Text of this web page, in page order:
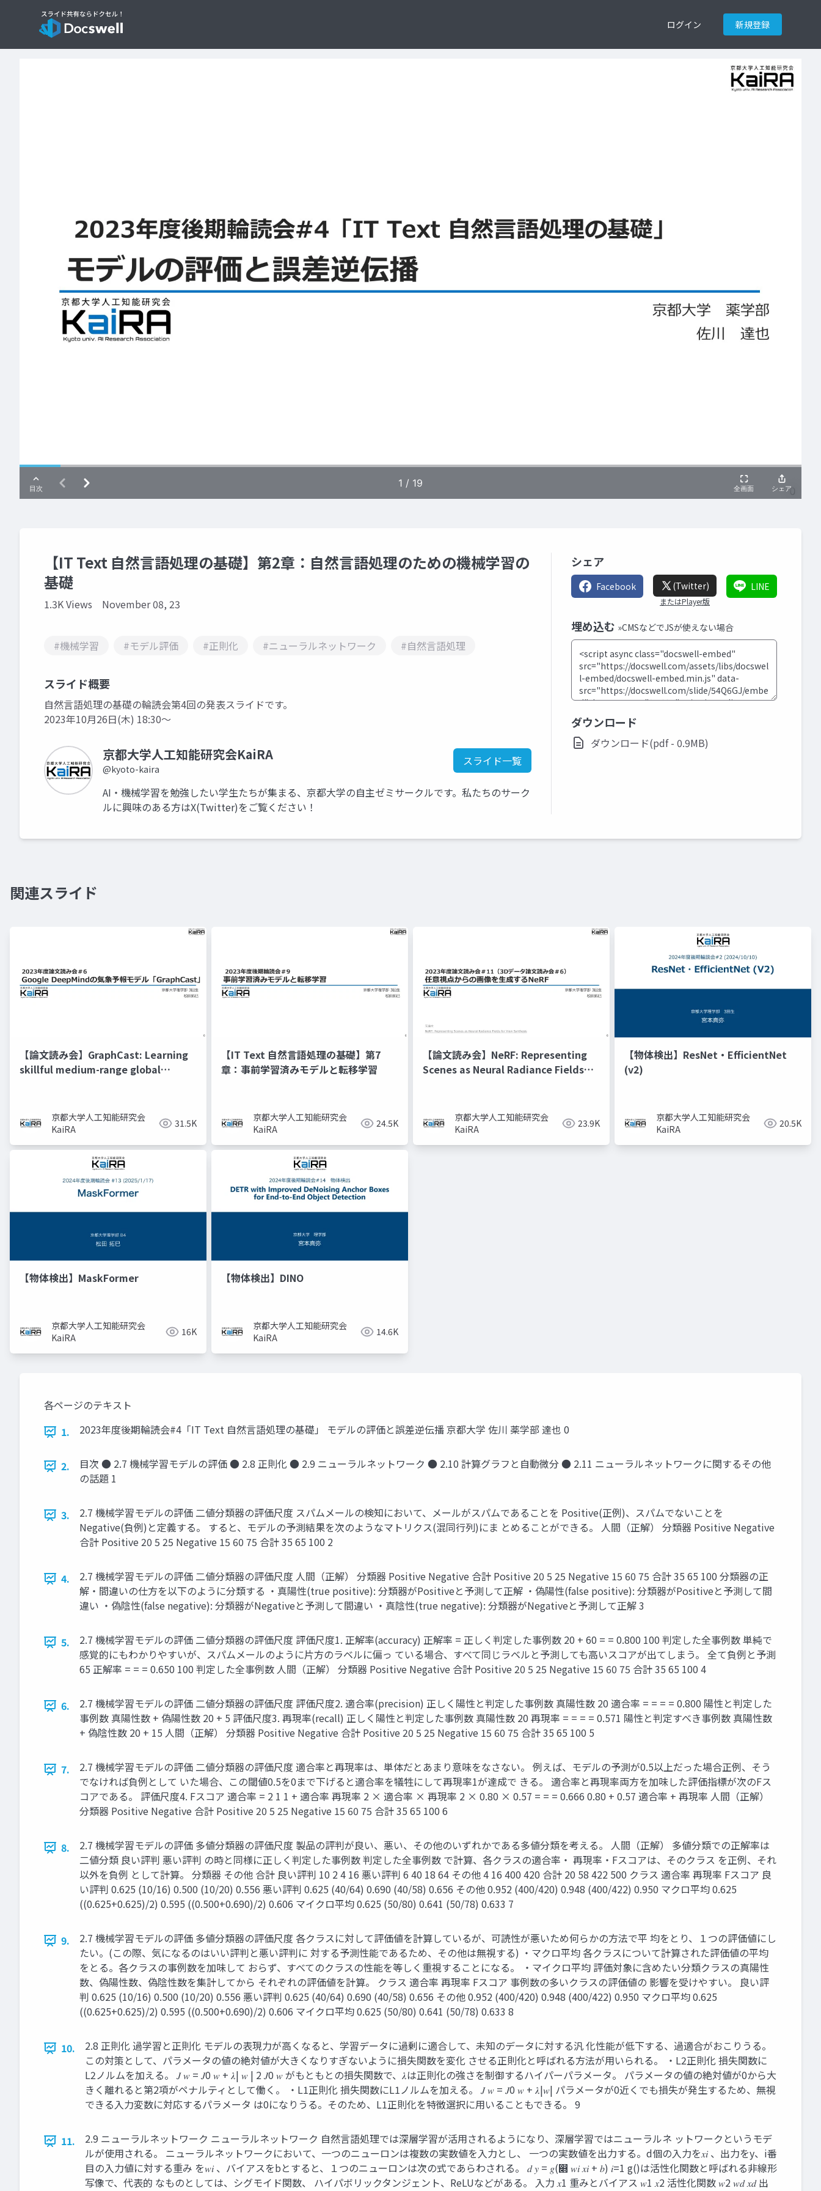
ログイン 新規登録
【IT Text 自然言語処理の基礎】第2章：自然言語処理のための機械学習の
基礎
1.3K Views November 08, 23
#機械学習 #モデル評価 #正則化 #ニューラルネットワーク #自然言語処理
スライド概要
自然言語処理の基礎の輪読会第4回の発表スライドです。
2023年10月26日(木) 18:30～
京都大学人工知能研究会KaiRA
@kyoto-kaira
スライド一覧
AI・機械学習を勉強したい学生たちが集まる、京都大学の自主ゼミサークルです。私たちのサーク
ルに興味のある方はX(Twitter)をご覧ください！
シェア
Facebook (Twitter)
またはPlayer版
LINE
埋め込む »CMSなどでJSが使えない場合
ダウンロード
ダウンロード(pdf - 0.9MB)
関連スライド
【論文読み会】GraphCast: Learning
skillful medium-range global
京都大学人工知能研究会
KaiRA
31.5K
【IT Text 自然言語処理の基礎】第7
章：事前学習済みモデルと転移学習
京都大学人工知能研究会
KaiRA
24.5K
【論文読み会】NeRF: Representing
Scenes as Neural Radiance Fields
京都大学人工知能研究会
KaiRA
23.9K
【物体検出】ResNet・EfficientNet
(v2)
京都大学人工知能研究会
KaiRA
20.5K
【物体検出】MaskFormer
京都大学人工知能研究会
KaiRA
16K
【物体検出】DINO
京都大学人工知能研究会
KaiRA
14.6K
各ページのテキスト
1.
2023年度後期輪読会#4「IT Text 自然言語処理の基礎」 モデルの評価と誤差逆伝播 京都大学 佐川 薬学部 達也 0
2.
目次 ● 2.7 機械学習モデルの評価 ● 2.8 正則化 ● 2.9 ニューラルネットワーク ● 2.10 計算グラフと自動微分 ● 2.11 ニューラルネットワークに関するその他
の話題 1
3.
2.7 機械学習モデルの評価 二値分類器の評価尺度 スパムメールの検知において、メールがスパムであることを Positive(正例)、スパムでないことを
Negative(負例)と定義する。 すると、モデルの予測結果を次のようなマトリクス(混同行列)にま とめることができる。 人間（正解） 分類器 Positive Negative
合計 Positive 20 5 25 Negative 15 60 75 合計 35 65 100 2
4.
2.7 機械学習モデルの評価 二値分類器の評価尺度 人間（正解） 分類器 Positive Negative 合計 Positive 20 5 25 Negative 15 60 75 合計 35 65 100 分類器の正
解・間違いの仕方を以下のように分類する ・真陽性(true positive): 分類器がPositiveと予測して正解 ・偽陽性(false positive): 分類器がPositiveと予測して間
違い ・偽陰性(false negative): 分類器がNegativeと予測して間違い ・真陰性(true negative): 分類器がNegativeと予測して正解 3
5.
2.7 機械学習モデルの評価 二値分類器の評価尺度 評価尺度1. 正解率(accuracy) 正解率 = 正しく判定した事例数 20 + 60 = = 0.800 100 判定した全事例数 単純で
感覚的にもわかりやすいが、スパムメールのように片方のラベルに偏っ ている場合、すべて同じラベルと予測しても高いスコアが出てしまう。 全て負例と予測
65 正解率 = = = 0.650 100 判定した全事例数 人間（正解） 分類器 Positive Negative 合計 Positive 20 5 25 Negative 15 60 75 合計 35 65 100 4
6.
2.7 機械学習モデルの評価 二値分類器の評価尺度 評価尺度2. 適合率(precision) 正しく陽性と判定した事例数 真陽性数 20 適合率 = = = = 0.800 陽性と判定した
事例数 真陽性数 + 偽陽性数 20 + 5 評価尺度3. 再現率(recall) 正しく陽性と判定した事例数 真陽性数 20 再現率 = = = = 0.571 陽性と判定すべき事例数 真陽性数
+ 偽陰性数 20 + 15 人間（正解） 分類器 Positive Negative 合計 Positive 20 5 25 Negative 15 60 75 合計 35 65 100 5
7.
2.7 機械学習モデルの評価 二値分類器の評価尺度 適合率と再現率は、単体だとあまり意味をなさない。 例えば、モデルの予測が0.5以上だった場合正例、そう
でなければ負例として いた場合、この閾値0.5を0まで下げると適合率を犠牲にして再現率1が達成で きる。 適合率と再現率両方を加味した評価指標が次のFス
コアである。 評価尺度4. Fスコア 適合率 = 2 1 1 + 適合率 再現率 2 × 適合率 × 再現率 2 × 0.80 × 0.57 = = = 0.666 0.80 + 0.57 適合率 + 再現率 人間（正解）
分類器 Positive Negative 合計 Positive 20 5 25 Negative 15 60 75 合計 35 65 100 6
8.
2.7 機械学習モデルの評価 多値分類器の評価尺度 製品の評判が良い、悪い、その他のいずれかである多値分類を考える。 人間（正解） 多値分類での正解率は
二値分類 良い評判 悪い評判 の時と同様に正しく判定した事例数 判定した全事例数 で計算、各クラスの適合率・ 再現率・Fスコアは、そのクラス を正例、それ
以外を負例 として計算。 分類器 その他 合計 良い評判 10 2 4 16 悪い評判 6 40 18 64 その他 4 16 400 420 合計 20 58 422 500 クラス 適合率 再現率 Fスコア 良
い評判 0.625 (10/16) 0.500 (10/20) 0.556 悪い評判 0.625 (40/64) 0.690 (40/58) 0.656 その他 0.952 (400/420) 0.948 (400/422) 0.950 マクロ平均 0.625
((0.625+0.625)/2) 0.595 ((0.500+0.690)/2) 0.606 マイクロ平均 0.625 (50/80) 0.641 (50/78) 0.633 7
9.
2.7 機械学習モデルの評価 多値分類器の評価尺度 各クラスに対して評価値を計算しているが、可読性が悪いため何らかの方法で平 均をとり、１つの評価値にし
たい。(この際、気になるのはいい評判と悪い評判に 対する予測性能であるため、その他は無視する) ・マクロ平均 各クラスについて計算された評価値の平均
をとる。各クラスの事例数を加味して おらず、すべてのクラスの性能を等しく重視することになる。 ・マイクロ平均 評価対象に含めたい分類クラスの真陽性
数、偽陽性数、偽陰性数を集計してから それぞれの評価値を計算。 クラス 適合率 再現率 Fスコア 事例数の多いクラスの評価値の 影響を受けやすい。 良い評
判 0.625 (10/16) 0.500 (10/20) 0.556 悪い評判 0.625 (40/64) 0.690 (40/58) 0.656 その他 0.952 (400/420) 0.948 (400/422) 0.950 マクロ平均 0.625
((0.625+0.625)/2) 0.595 ((0.500+0.690)/2) 0.606 マイクロ平均 0.625 (50/80) 0.641 (50/78) 0.633 8
10.
2.8 正則化 過学習と正則化 モデルの表現力が高くなると、学習データに過剰に適合して、未知のデータに対する汎 化性能が低下する、過適合がおこりうる。
この対策として、パラメータの値の絶対値が大きくなりすぎないように損失関数を変化 させる正則化と呼ばれる方法が用いられる。 ・L2正則化 損失関数に
L2ノルムを加える。 𝐽 𝑤 = 𝐽0 𝑤 + 𝜆| 𝑤 | 2 𝐽0 𝑤 がもともとの損失関数で、𝜆は正則化の強さを制御するハイパーパラメータ。 パラメータの値の絶対値が0から大
きく離れると第2項がペナルティとして働く。 ・L1正則化 損失関数にL1ノルムを加える。 𝐽 𝑤 = 𝐽0 𝑤 + 𝜆|𝑤| パラメータが0近くでも損失が発生するため、無視
できる入力変数に対応するパラメータ は0になりうる。そのため、L1正則化を特徴選択に用いることもできる。 9
11.
2.9 ニューラルネットワーク ニューラルネットワーク 自然言語処理では深層学習が活用されるようになり、深層学習ではニューラルネ ットワークというモデ
ルが使用される。 ニューラルネットワークにおいて、一つのニューロンは複数の実数値を入力とし、 一つの実数値を出力する。d個の入力を𝑥𝑖 、出力をy、i番
目の入力値に対する重み を𝑤𝑖 、バイアスをbとすると、１つのニューロンは次の式であらわされる。 𝑑 𝑦 = 𝑔(෍ 𝑤𝑖 𝑥𝑖 + 𝑏) 𝑖=1 g()は活性化関数と呼ばれる非線形
写像で、代表的 なものとしては、シグモイド関数、 ハイパボリックタンジェント、ReLUなどがある。 入力 𝑥1 重みとバイアス 𝑤1 𝑥2 活性化関数 𝑤2 𝑤𝑑 𝑥𝑑 出